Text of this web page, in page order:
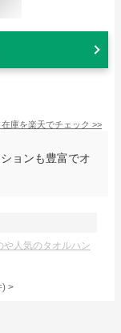
庫を楽天でチェック >>
ョンも豊富でオ
人気のタオルハン
) >